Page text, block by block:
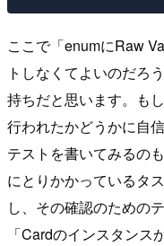
ここで「enumにRaw
トしなくてよいのだろ
持ちだと思います。も
行われたかどうかに自
テストを書いてみるの
にとりかかっているタ
し、その確認のための
「Cardのインスタン